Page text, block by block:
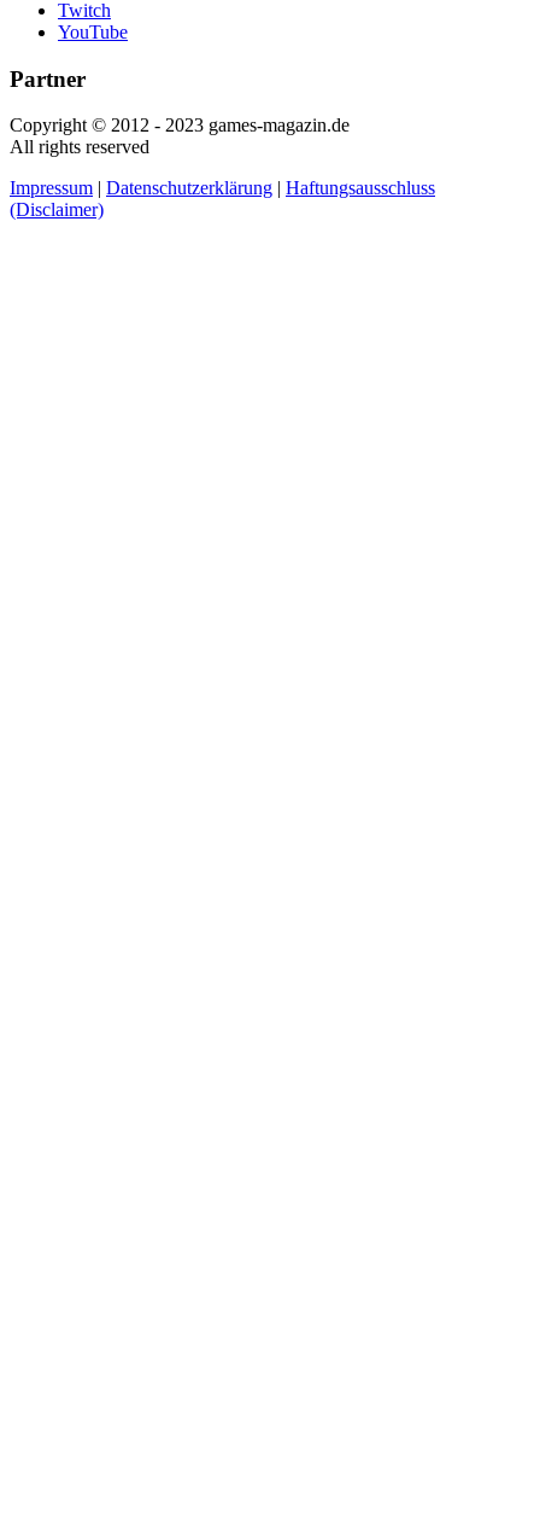
Twitch
YouTube
Partner
Copyright © 2012 - 2023 games-magazin.de
All rights reserved
Impressum | Datenschutzerklärung | Haftungsausschluss
(Disclaimer)